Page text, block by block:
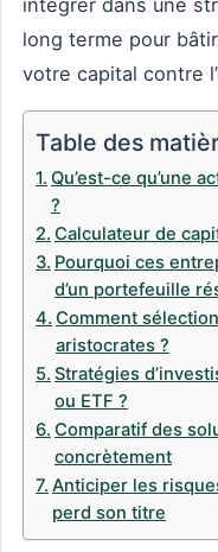
intégrer dans une
long terme pour
votre capital contre
Table des
Qu’est-ce qu’une
?
Calculateur de
Pourquoi ces
d’un portefeuille
Comment
aristocrates ?
Stratégies
ou ETF ?
Comparatif des
concrètement
Anticiper les
perd son titre